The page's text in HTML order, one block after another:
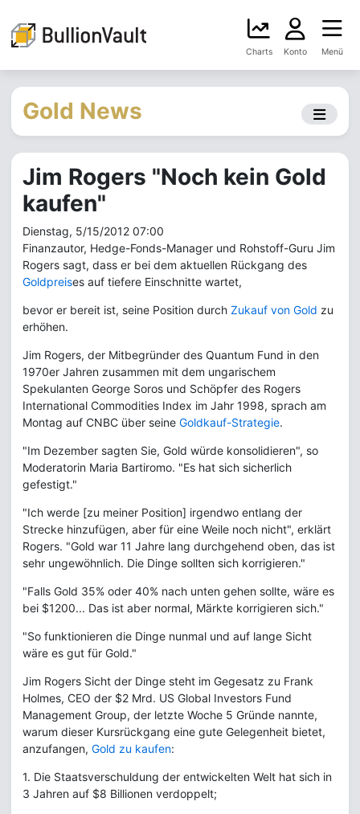
Charts Konto Menü
Gold News
Jim Rogers "Noch kein Gold
kaufen"
Dienstag, 5/15/2012 07:00
Finanzautor, Hedge-Fonds-Manager und Rohstoff-Guru Jim
Rogers sagt, dass er bei dem aktuellen Rückgang des
Goldpreises auf tiefere Einschnitte wartet,
bevor er bereit ist, seine Position durch Zukauf von Gold zu
erhöhen.
Jim Rogers, der Mitbegründer des Quantum Fund in den
1970er Jahren zusammen mit dem ungarischem
Spekulanten George Soros und Schöpfer des Rogers
International Commodities Index im Jahr 1998, sprach am
Montag auf CNBC über seine Goldkauf-Strategie.
"Im Dezember sagten Sie, Gold würde konsolidieren", so
Moderatorin Maria Bartiromo. "Es hat sich sicherlich
gefestigt."
"Ich werde [zu meiner Position] irgendwo entlang der
Strecke hinzufügen, aber für eine Weile noch nicht", erklärt
Rogers. "Gold war 11 Jahre lang durchgehend oben, das ist
sehr ungewöhnlich. Die Dinge sollten sich korrigieren."
"Falls Gold 35% oder 40% nach unten gehen sollte, wäre es
bei $​​1200... Das ist aber normal, Märkte korrigieren sich."
"So funktionieren die Dinge nunmal und auf lange Sicht
wäre es gut für Gold."
Jim Rogers Sicht der Dinge steht im Gegesatz zu Frank
Holmes, CEO der $2 Mrd. US Global Investors Fund
Management Group, der letzte Woche 5 Gründe nannte,
warum dieser Kursrückgang eine gute Gelegenheit bietet,
anzufangen, Gold zu kaufen:
1. Die Staatsverschuldung der entwickelten Welt hat sich in
3 Jahren auf $8 Billionen verdoppelt;